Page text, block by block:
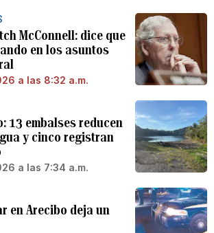
McConnell: dice que
en los asuntos
a las 8:32 a.m.
13 embalses reducen
y cinco registran
a las 7:34 a.m.
en Arecibo deja un